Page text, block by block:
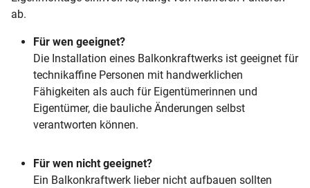
ab.
Für wen geeignet?
Die Installation eines Balkonkraftwerks ist geeignet für
technikaffine Personen mit handwerklichen
Fähigkeiten als auch für Eigentümerinnen und
Eigentümer, die bauliche Änderungen selbst
verantworten können.
Für wen nicht geeignet?
Ein Balkonkraftwerk lieber nicht aufbauen sollten